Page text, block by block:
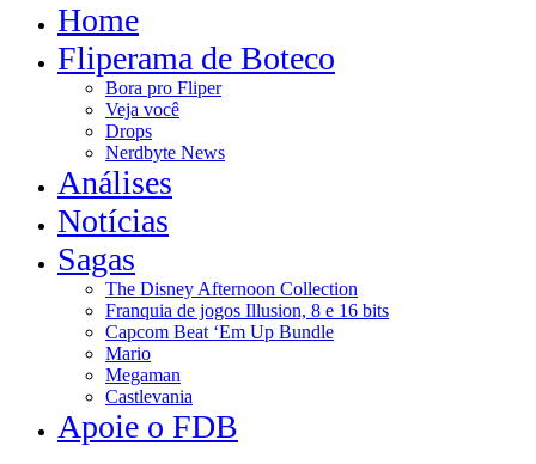
Home
Fliperama de Boteco
Bora pro Fliper
Veja você
Drops
Nerdbyte News
Análises
Notícias
Sagas
The Disney Afternoon Collection
Franquia de jogos Illusion, 8 e 16 bits
Capcom Beat ‘Em Up Bundle
Mario
Megaman
Castlevania
Apoie o FDB